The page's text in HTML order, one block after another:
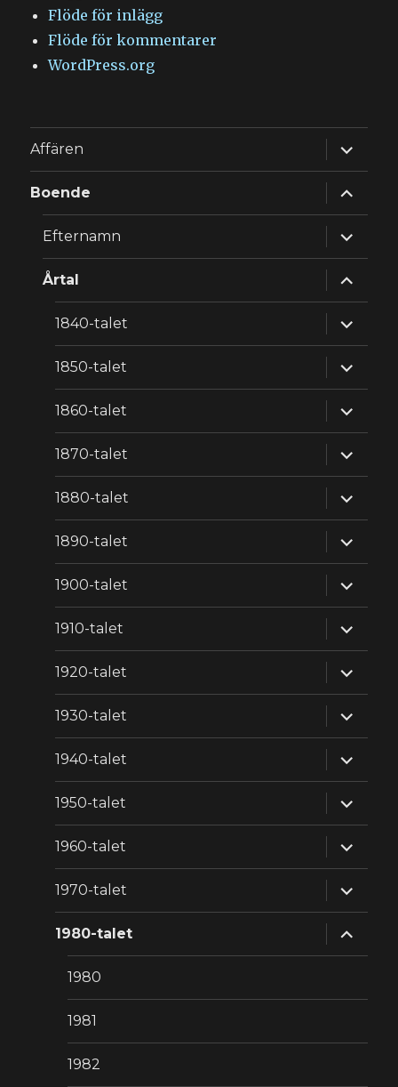
Flöde för inlägg
Flöde för kommentarer
WordPress.org
Affären
Boende
Efternamn
Årtal
1840-talet
1850-talet
1860-talet
1870-talet
1880-talet
1890-talet
1900-talet
1910-talet
1920-talet
1930-talet
1940-talet
1950-talet
1960-talet
1970-talet
1980-talet
1980
1981
1982